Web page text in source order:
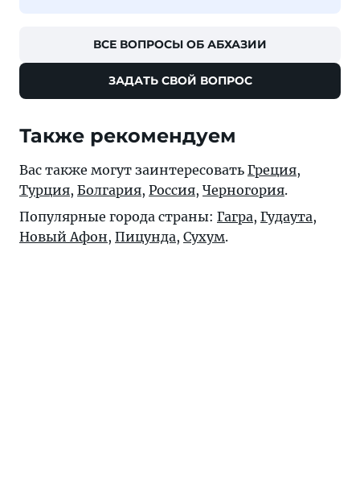
ВСЕ ВОПРОСЫ ОБ АБХАЗИИ
ЗАДАТЬ СВОЙ ВОПРОС
Также рекомендуем
Вас также могут заинтересовать Греция,
Турция, Болгария, Россия, Черногория.
Популярные города страны: Гагра, Гудаута,
Новый Афон, Пицунда, Сухум.